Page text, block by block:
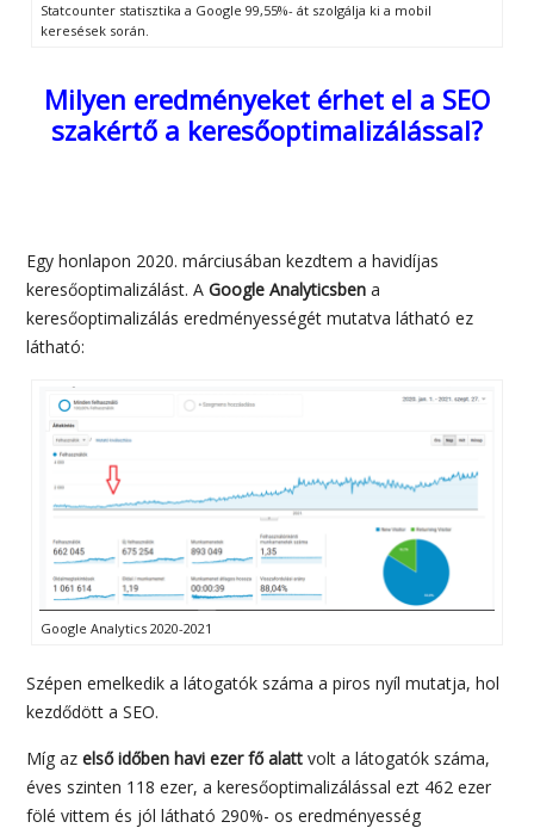
Statcounter statisztika a Google 99,55%- át szolgálja ki a mobil
keresések során.
Milyen eredményeket érhet el a SEO
szakértő a keresőoptimalizálással?
Egy honlapon 2020. márciusában kezdtem a havidíjas
keresőoptimalizálást. AGoogle Analyticsben a
keresőoptimalizálás eredményességét mutatva látható ez
látható:
Google Analytics 2020-2021
Szépen emelkedik a látogatók száma a piros nyíl mutatja, hol
kezdődött a SEO.
Míg azelső időben havi ezer fő alatt volt a látogatók száma,
éves szinten 118 ezer, a keresőoptimalizálással ezt 462 ezer
fölé vittem és jól látható 290%- os eredményesség